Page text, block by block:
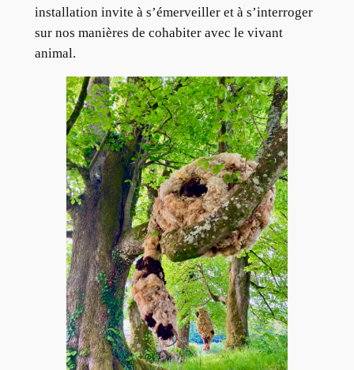
installation invite à s’émerveiller et à s’interroger
sur nos manières de cohabiter avec le vivant
animal.